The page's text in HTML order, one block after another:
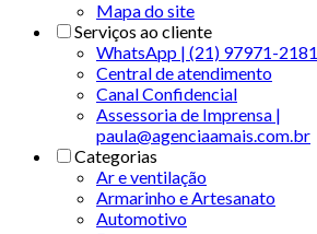
Mapa do site
Serviços ao cliente
WhatsApp | (21) 97971-2181
Central de atendimento
Canal Confidencial
Assessoria de Imprensa |
paula@agenciaamais.com.br
Categorias
Ar e ventilação
Armarinho e Artesanato
Automotivo